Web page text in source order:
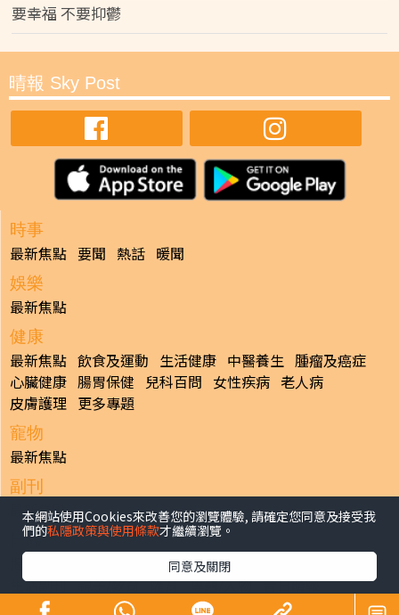
要幸福 不要抑鬱
晴報 Sky Post
時事
最新焦點 要聞 熱話 暖聞
娛樂
最新焦點
健康
最新焦點 飲食及運動 生活健康 中醫養生 腫瘤及癌症
心臟健康 腸胃保健 兒科百問 女性疾病 老人病
皮膚護理 更多專題
寵物
最新焦點
副刊
最新焦點
日報
中國/國際
生活副刊 親子/教育 體育 專題/人物 昔日晴報
本網站使用Cookies來改善您的瀏覽體驗, 請確定您同意及接受我
們的私隱政策與使用條款才繼續瀏覽。
同意及關閉